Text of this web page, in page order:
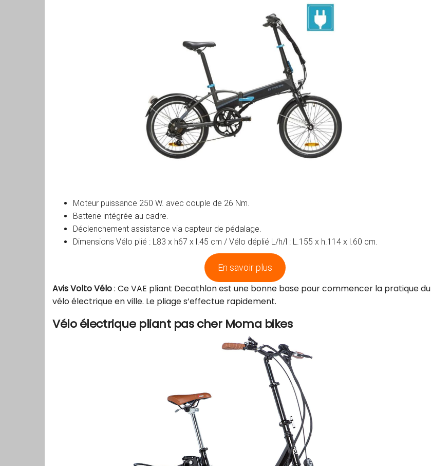
Moteur puissance 250 W. avec couple de 26 Nm.
Batterie intégrée au cadre.
Déclenchement assistance via capteur de pédalage.
Dimensions Vélo plié : L83 x h67 x l.45 cm / Vélo déplié L/h/l : L.155 x h.114 x l.60 cm.
En savoir plus
Avis Volto Vélo: Ce VAE pliant Decathlon est une bonne base pour commencer la pratique du
vélo électrique en ville. Le pliage s’effectue rapidement.
Vélo électrique pliant pas cher Moma bikes